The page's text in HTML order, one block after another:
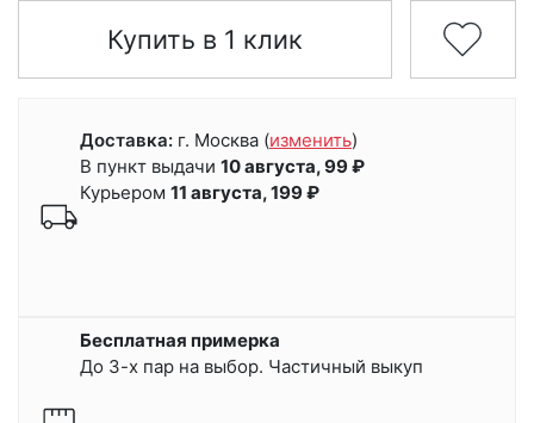
Купить в 1 клик
Доставка: г. Москва (изменить)
В пункт выдачи 10 августа, 99 ₽
Курьером 11 августа, 199 ₽
Бесплатная примерка
До 3-х пар на выбор. Частичный выкуп